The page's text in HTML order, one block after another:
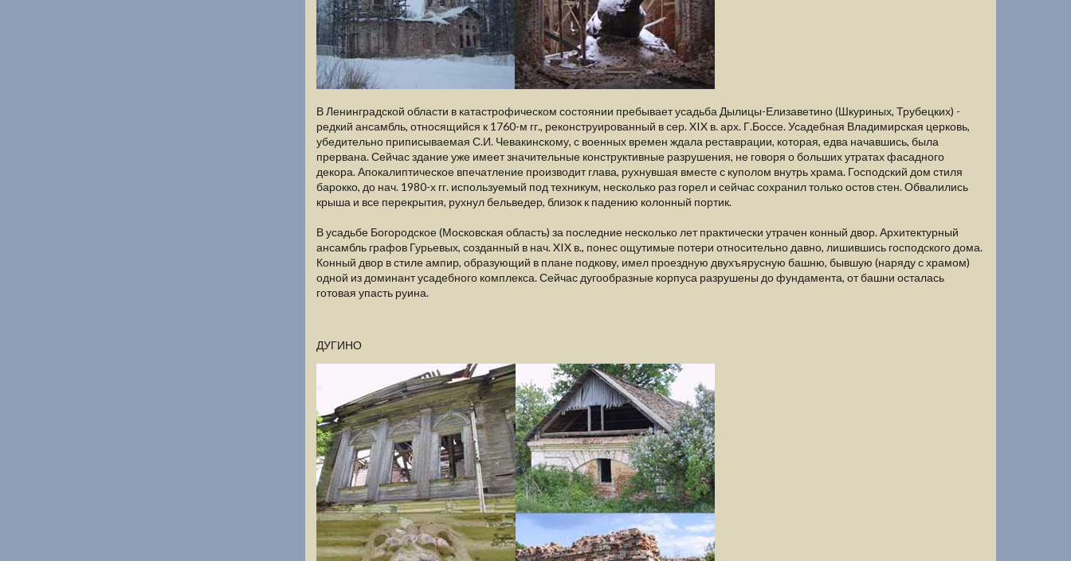
В Ленинградской области в катастрофическом состоянии пребывает усадьба Дылицы-Елизаветино (Шкуриных, Трубецких) -
редкий ансамбль, относящийся к 1760-м гг., реконструированный в сер. XIX в. арх. Г.Боссе. Усадебная Владимирская церковь,
убедительно приписываемая С.И. Чевакинскому, с военных времен ждала реставрации, которая, едва начавшись, была
прервана. Сейчас здание уже имеет значительные конструктивные разрушения, не говоря о больших утратах фасадного
декора. Апокалиптическое впечатление производит глава, рухнувшая вместе с куполом внутрь храма. Господский дом стиля
барокко, до нач. 1980-х гг. используемый под техникум, несколько раз горел и сейчас сохранил только остов стен. Обвалились
крыша и все перекрытия, рухнул бельведер, близок к падению колонный портик.
В усадьбе Богородское (Московская область) за последние несколько лет практически утрачен конный двор. Архитектурный
ансамбль графов Гурьевых, созданный в нач. XIX в., понес ощутимые потери относительно давно, лишившись господского дома.
Конный двор в стиле ампир, образующий в плане подкову, имел проездную двухъярусную башню, бывшую (наряду с храмом)
одной из доминант усадебного комплекса. Сейчас дугообразные корпуса разрушены до фундамента, от башни осталась
готовая упасть руина.
ДУГИНО